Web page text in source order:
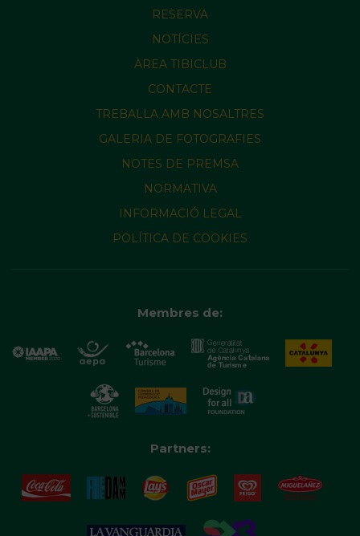
RESERVA
NOTÍCIES
ÀREA TIBICLUB
CONTACTE
TREBALLA AMB NOSALTRES
GALERIA DE FOTOGRAFIES
NOTES DE PREMSA
NORMATIVA
INFORMACIÓ LEGAL
POLÍTICA DE COOKIES
Membres de:
Partners: